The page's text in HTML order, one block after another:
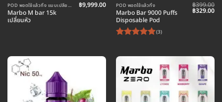
POD พอตใช้แล้วทิ้ง แบบเปลี่ยนหัว
Marbo M bar 15k
เปลี่ยนหัว
฿9,999.00 POD พอตใช้แล้วทิ้ง
Marbo Bar 9000 Puffs
Disposable Pod
5 คะแนน
(3)
฿399.00
Original
price
฿329.00